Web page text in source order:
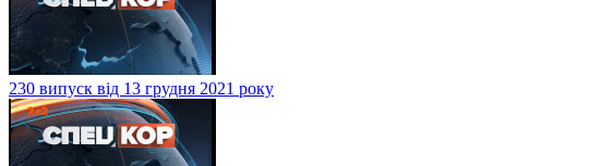
230 випуск від 13 грудня 2021 року